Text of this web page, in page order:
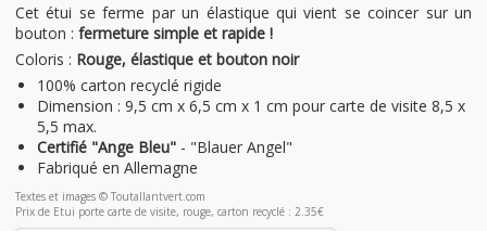
Cet étui se ferme par un élastique qui vient se coincer sur un
bouton : fermeture simple et rapide !
Coloris : Rouge, élastique et bouton noir
100% carton recyclé rigide
Dimension : 9,5 cm x 6,5 cm x 1 cm pour carte de visite 8,5 x
5,5 max.
Certifié "Ange Bleu" - "Blauer Angel"
Fabriqué en Allemagne
Textes et images © Toutallantvert.com
Prix de Etui porte carte de visite, rouge, carton recyclé : 2.35€